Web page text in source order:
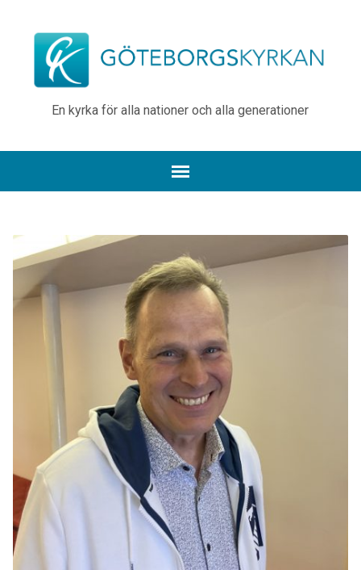
En kyrka för alla nationer och alla generationer